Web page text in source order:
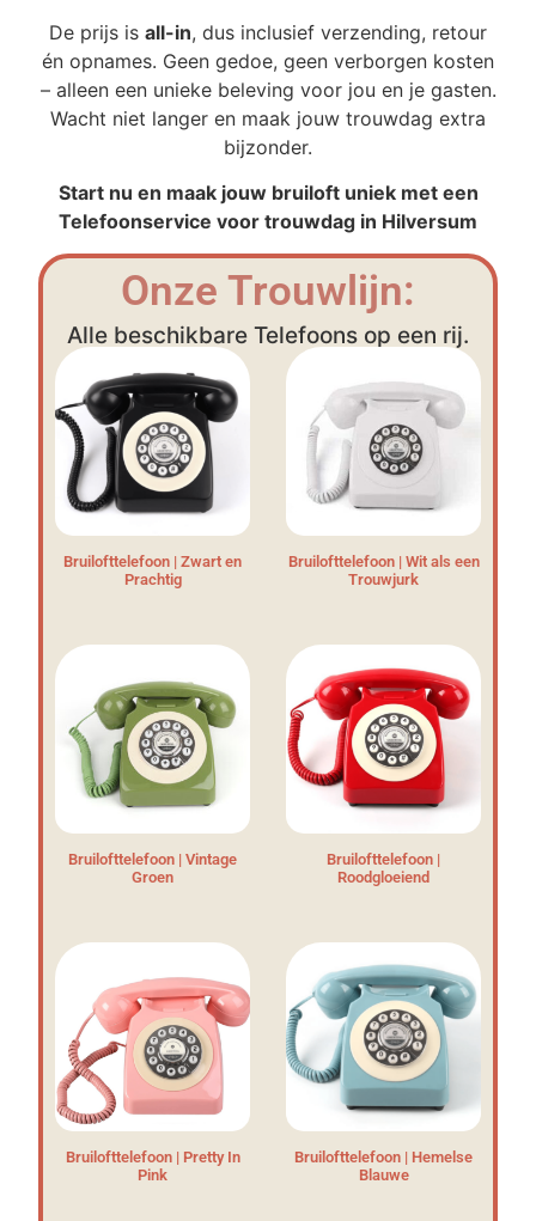
De prijs is all-in, dus inclusief verzending, retour
én opnames. Geen gedoe, geen verborgen kosten
– alleen een unieke beleving voor jou en je gasten.
Wacht niet langer en maak jouw trouwdag extra
bijzonder.
Start nu en maak jouw bruiloft uniek met een
Telefoonservice voor trouwdag in Hilversum
Onze Trouwlijn:
Alle beschikbare Telefoons op een rij.
Bruilofttelefoon | Zwart en
Prachtig
Bruilofttelefoon | Wit als een
Trouwjurk
Bruilofttelefoon | Vintage
Groen
Bruilofttelefoon |
Roodgloeiend
Bruilofttelefoon | Pretty In
Pink
Bruilofttelefoon | Hemelse
Blauwe